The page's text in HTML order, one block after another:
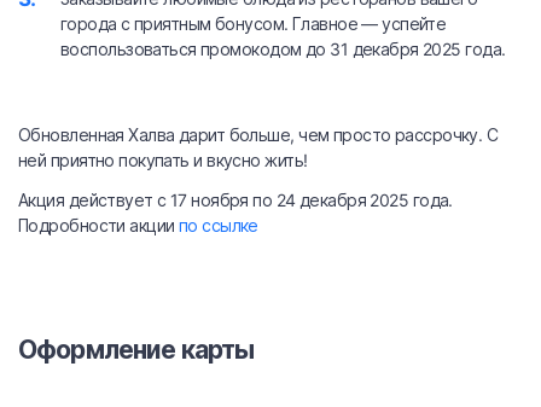
города с приятным бонусом. Главное — успейте
воспользоваться промокодом до 31 декабря 2025 года.
Обновленная Халва дарит больше, чем просто рассрочку. С
ней приятно покупать и вкусно жить!
Акция действует с 17 ноября по 24 декабря 2025 года.
Подробности акции по ссылке
Оформление карты